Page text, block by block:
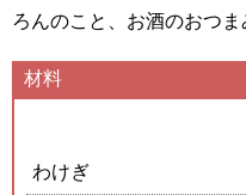
ろんのこと、お酒のおつま
材料
わけぎ